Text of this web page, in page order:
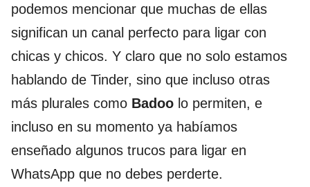
podemos mencionar que muchas de ellas
significan un canal perfecto para ligar con
chicas y chicos. Y claro que no solo estamos
hablando de Tinder, sino que incluso otras
más plurales como Badoo lo permiten, e
incluso en su momento ya habíamos
enseñado algunos trucos para ligar en
WhatsApp que no debes perderte.